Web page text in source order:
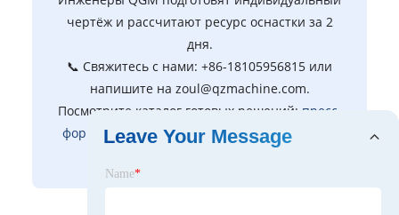
чертёж и рассчитают ресурс оснастки за 2
дня.
📞 Свяжитесь с нами: +86-18105956815 или
напишите на zoul@qzmachine.com.
Посмотрите каталог готовых решений: пресс-
форма для кирпичной машиныв наличии и
Leave Your Message
Name*